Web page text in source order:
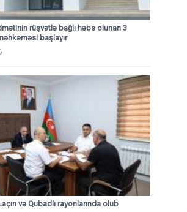
rüşvətlə bağlı həbs olunan 3
başlayır
və Qubadlı rayonlarında olub